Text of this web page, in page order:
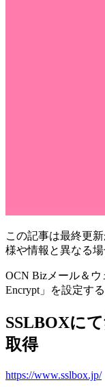
この記事は最終更
様や情報と異なる
OCN Bizメール＆ウ
Encrypt」を設定す
SSLBOXにて
取得
https://www.sslbox.jp/